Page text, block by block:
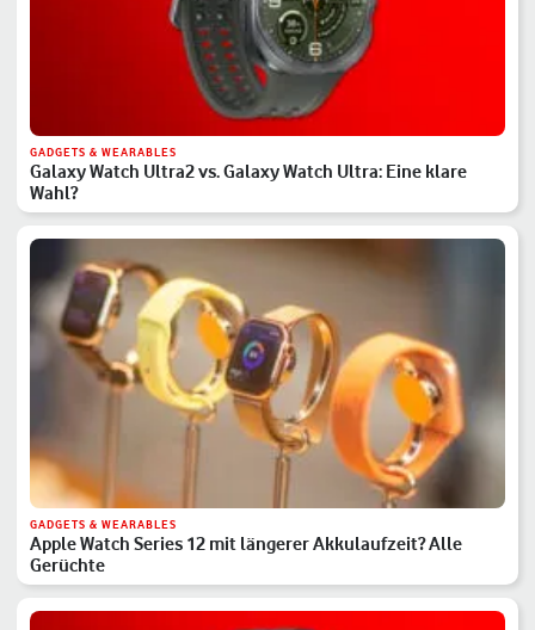
GADGETS & WEARABLES
Galaxy Watch Ultra2 vs. Galaxy Watch Ultra: Eine klare
Wahl?
GADGETS & WEARABLES
Apple Watch Series 12 mit längerer Akkulaufzeit? Alle
Gerüchte